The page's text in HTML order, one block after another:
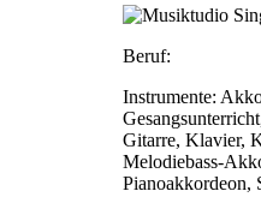
Beruf:
Instrumente:
Gitarre, Klavier,
Melodiebass-
Pianoakkordeon,